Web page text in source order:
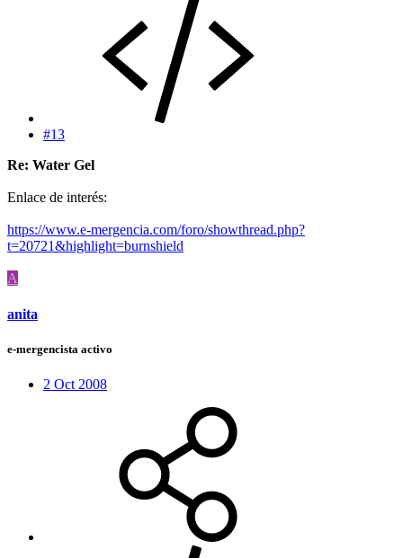
#13
Re: Water Gel
Enlace de interés:
https://www.e-mergencia.com/foro/showthread.php?
t=20721&highlight=burnshield
A
anita
e-mergencista activo
2 Oct 2008